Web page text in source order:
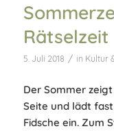
Rätselzeit
5. Juli 2018 / in Kultur
Der Sommer
Seite und lädt
Fidsche ein. Zum